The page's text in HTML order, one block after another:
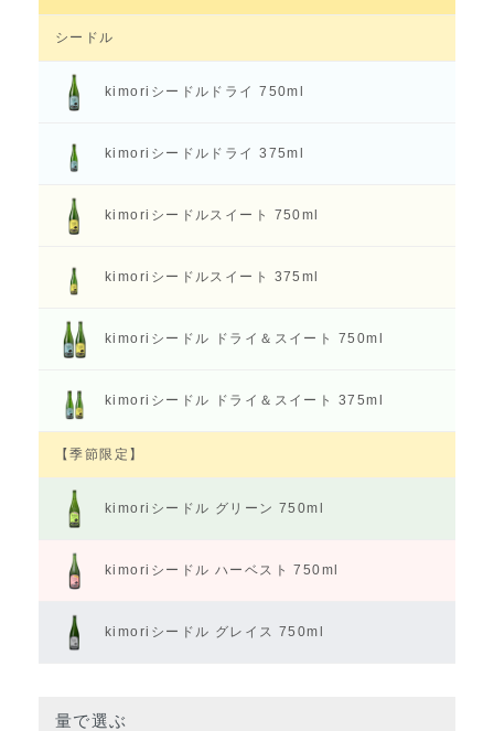
シードル
kimoriシードル ドライ 750ml
kimoriシードル ドライ 375ml
kimoriシードル スイート 750ml
kimoriシードル スイート 375ml
kimoriシードル ドライ＆スイート 750ml
kimoriシードル ドライ＆スイート 375ml
【季節限定】
kimoriシードル グリーン 750ml
kimoriシードル ハーベスト 750ml
kimoriシードル グレイス 750ml
量で選ぶ